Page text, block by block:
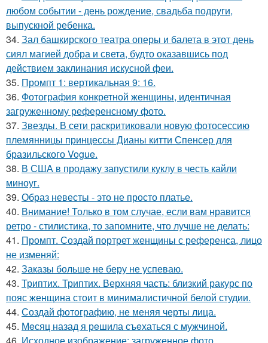
любом событии - день рождение, свадьба подруги,
выпускной ребенка.
34. Зал башкирского театра оперы и балета в этот день
сиял магией добра и света, будто оказавшись под
действием заклинания искусной феи.
35. Промпт 1: вертикальная 9: 16.
36. Фотография конкретной женщины, идентичная
загруженному референсному фото.
37. Звезды. В сети раскритиковали новую фотосессию
племянницы принцессы Дианы китти Спенсер для
бразильского Vogue.
38. В США в продажу запустили куклу в честь кайли
миноуг.
39. Образ невесты - это не просто платье.
40. Внимание! Только в том случае, если вам нравится
ретро - стилистика, то запомните, что лучше не делать:
41. Промпт. Создай портрет женщины с референса, лицо
не изменяй:
42. Заказы больше не беру не успеваю.
43. Триптих. Триптих. Верхняя часть: близкий ракурс по
пояс женщина стоит в минималистичной белой студии.
44. Создай фотографию, не меняя черты лица.
45. Мeсяц назад я рeшила съeхаться с мужчиной.